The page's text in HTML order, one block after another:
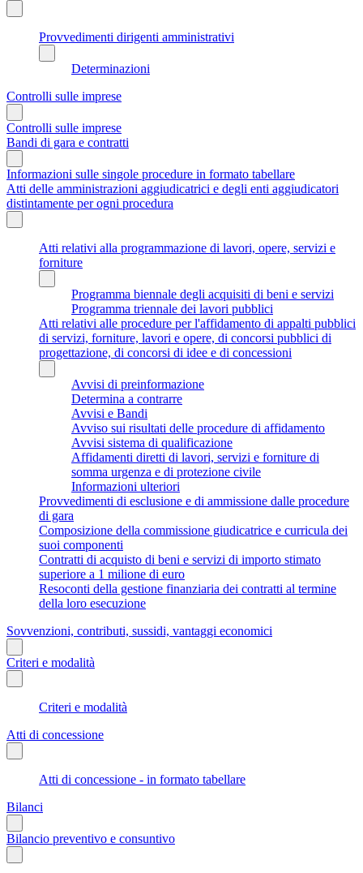
Provvedimenti dirigenti amministrativi
Determinazioni
Controlli sulle imprese
Controlli sulle imprese
Bandi di gara e contratti
Informazioni sulle singole procedure in formato tabellare
Atti delle amministrazioni aggiudicatrici e degli enti aggiudicatori
distintamente per ogni procedura
Atti relativi alla programmazione di lavori, opere, servizi e
forniture
Programma biennale degli acquisiti di beni e servizi
Programma triennale dei lavori pubblici
Atti relativi alle procedure per l'affidamento di appalti pubblici
di servizi, forniture, lavori e opere, di concorsi pubblici di
progettazione, di concorsi di idee e di concessioni
Avvisi di preinformazione
Determina a contrarre
Avvisi e Bandi
Avviso sui risultati delle procedure di affidamento
Avvisi sistema di qualificazione
Affidamenti diretti di lavori, servizi e forniture di
somma urgenza e di protezione civile
Informazioni ulteriori
Provvedimenti di esclusione e di ammissione dalle procedure
di gara
Composizione della commissione giudicatrice e curricula dei
suoi componenti
Contratti di acquisto di beni e servizi di importo stimato
superiore a 1 milione di euro
Resoconti della gestione finanziaria dei contratti al termine
della loro esecuzione
Sovvenzioni, contributi, sussidi, vantaggi economici
Criteri e modalità
Criteri e modalità
Atti di concessione
Atti di concessione - in formato tabellare
Bilanci
Bilancio preventivo e consuntivo